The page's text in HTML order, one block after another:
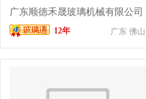
广东顺德禾晟玻璃机械有限公司
广东 佛山
12年